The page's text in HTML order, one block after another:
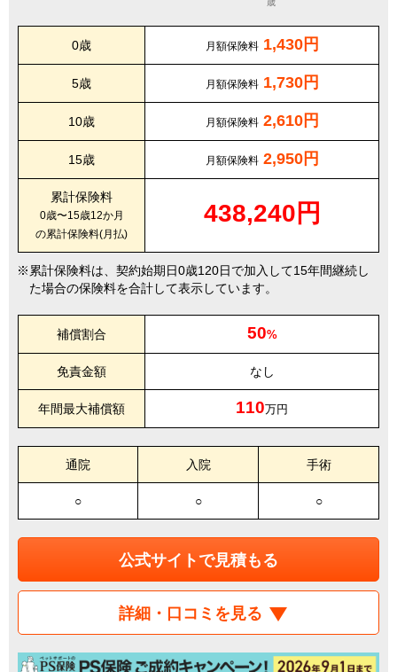
歳
0歳 月額保険料 1,430円
5歳 月額保険料 1,730円
10歳 月額保険料 2,610円
15歳 月額保険料 2,950円
累計保険料
0歳〜15歳12か月
の累計保険料(月払)
438,240円
累計保険料は、契約始期日0歳120日で加入して15年間継続し
た場合の保険料を合計して表示しています。
補償割合 50%
免責金額 なし
年間最大補償額 110万円
通院 入院 手術
○ ○ ○
公式サイトで見積もる
詳細・口コミを見る